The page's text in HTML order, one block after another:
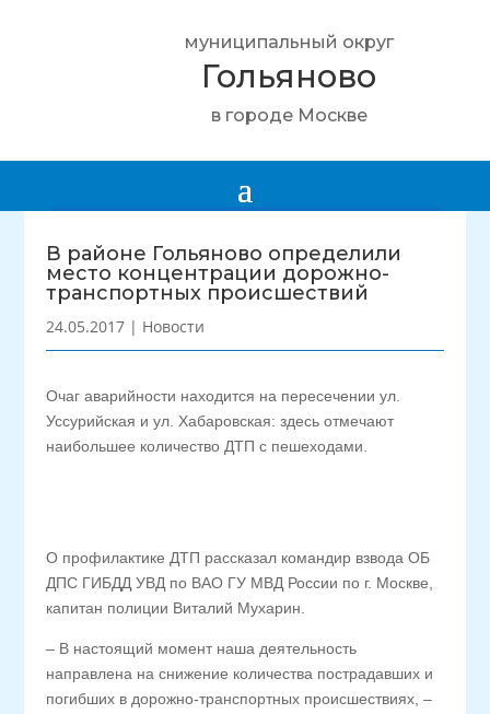
муниципальный округ
Гольяново
в городе Москве
В районе Гольяново определили
место концентрации дорожно-
транспортных происшествий
24.05.2017 | Новости
Очаг аварийности находится на пересечении ул.
Уссурийская и ул. Хабаровская: здесь отмечают
наибольшее количество ДТП с пешеходами.
О профилактике ДТП рассказал командир взвода ОБ
ДПС ГИБДД УВД по ВАО ГУ МВД России по г. Москве,
капитан полиции Виталий Мухарин.
– В настоящий момент наша деятельность
направлена на снижение количества пострадавших и
погибших в дорожно-транспортных происшествиях, –